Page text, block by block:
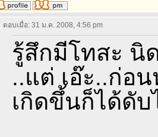
ตอบเมื่อ: 31 ม.ค. 2008, 4:56 pm
รู้สึกมีโทสะ นิ
..แต่ เอ๊ะ..ก่อ
เกิดขึ้นก็ได้ดับ